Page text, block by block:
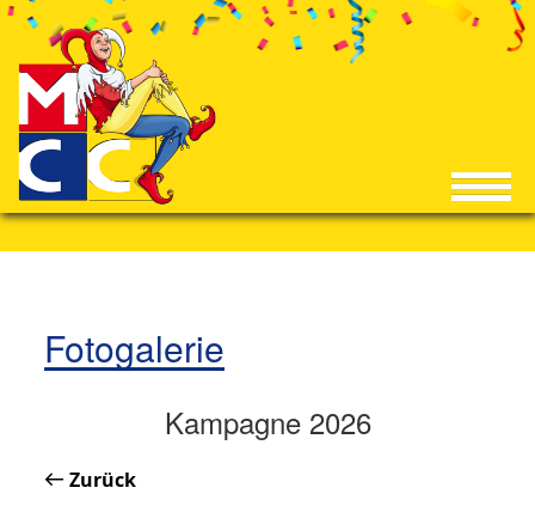
Fotogalerie
Kampagne 2026
Zurück